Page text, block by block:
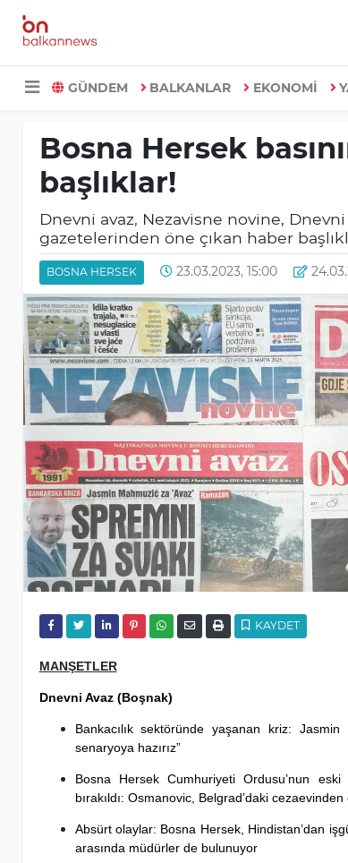
GÜNDEM BALKANLAR EKONOMİ
Bosna Hersek
başlıklar!
Dnevni avaz, Nezavisne novine,
gazetelerinden öne çıkan haber
BOSNA HERSEK 23.03.2023, 15:00
KAYDET
MANŞETLER
Dnevni Avaz(Boşnak)
Bankacılık sektöründe yaşanan kriz:
senaryoya hazırız”
Bosna Hersek Cumhuriyeti Ordusu’nun
bırakıldı: Osmanovic, Belgrad’daki cezaevinden
Absürt olaylar: Bosna Hersek, Hindistan’dan
arasında müdürler de bulunuyor